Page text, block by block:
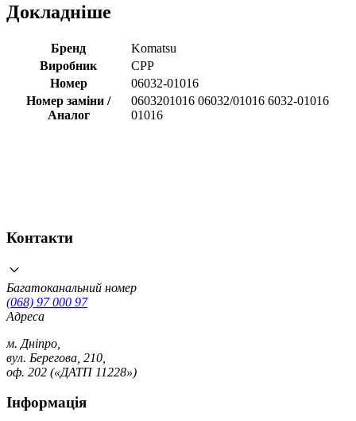
Докладніше
Бренд
Komatsu
Виробник
CPP
Номер
06032-01016
Номер заміни /
Аналог
0603201016 06032/01016 6032-01016
01016
Контакти
Багатоканальний номер
(068) 97 000 97
Адреса
м. Дніпро,
вул. Берегова, 210,
оф. 202 («ДАТП 11228»)
Інформація